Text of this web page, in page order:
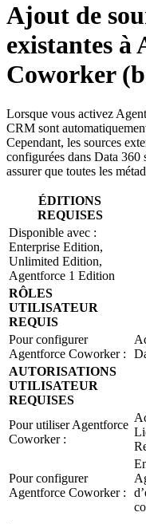
Ajout de
existantes à
Coworker
Lorsque vous activez
CRM sont
Cependant, les sources
configurées dans Data 360
assurer que toutes les
ÉDITIONS
REQUISES
Disponible avec :
Enterprise Edition,
Unlimited Edition,
Agentforce 1 Edition
RÔLES
UTILISATEUR
REQUIS
Pour configurer
Agentforce Coworker :
AUTORISATIONS
UTILISATEUR
REQUISES
Pour utiliser Agentforce
Coworker :
Pour configurer
Agentforce Coworker :